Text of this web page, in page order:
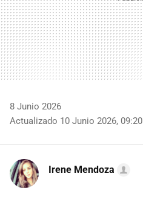
8 Junio 2026
Actualizado 10 Junio 2026, 09:20
Irene Mendoza